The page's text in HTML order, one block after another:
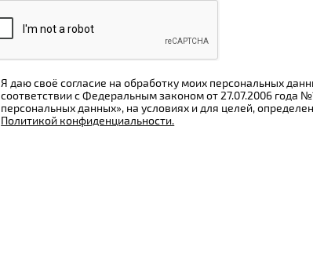
Я даю своё согласие на обработку моих персональных
соответствии с Федеральным законом от 27.07.2006 года
персональных данных», на условиях и для целей,
Политикой конфиденциальности.